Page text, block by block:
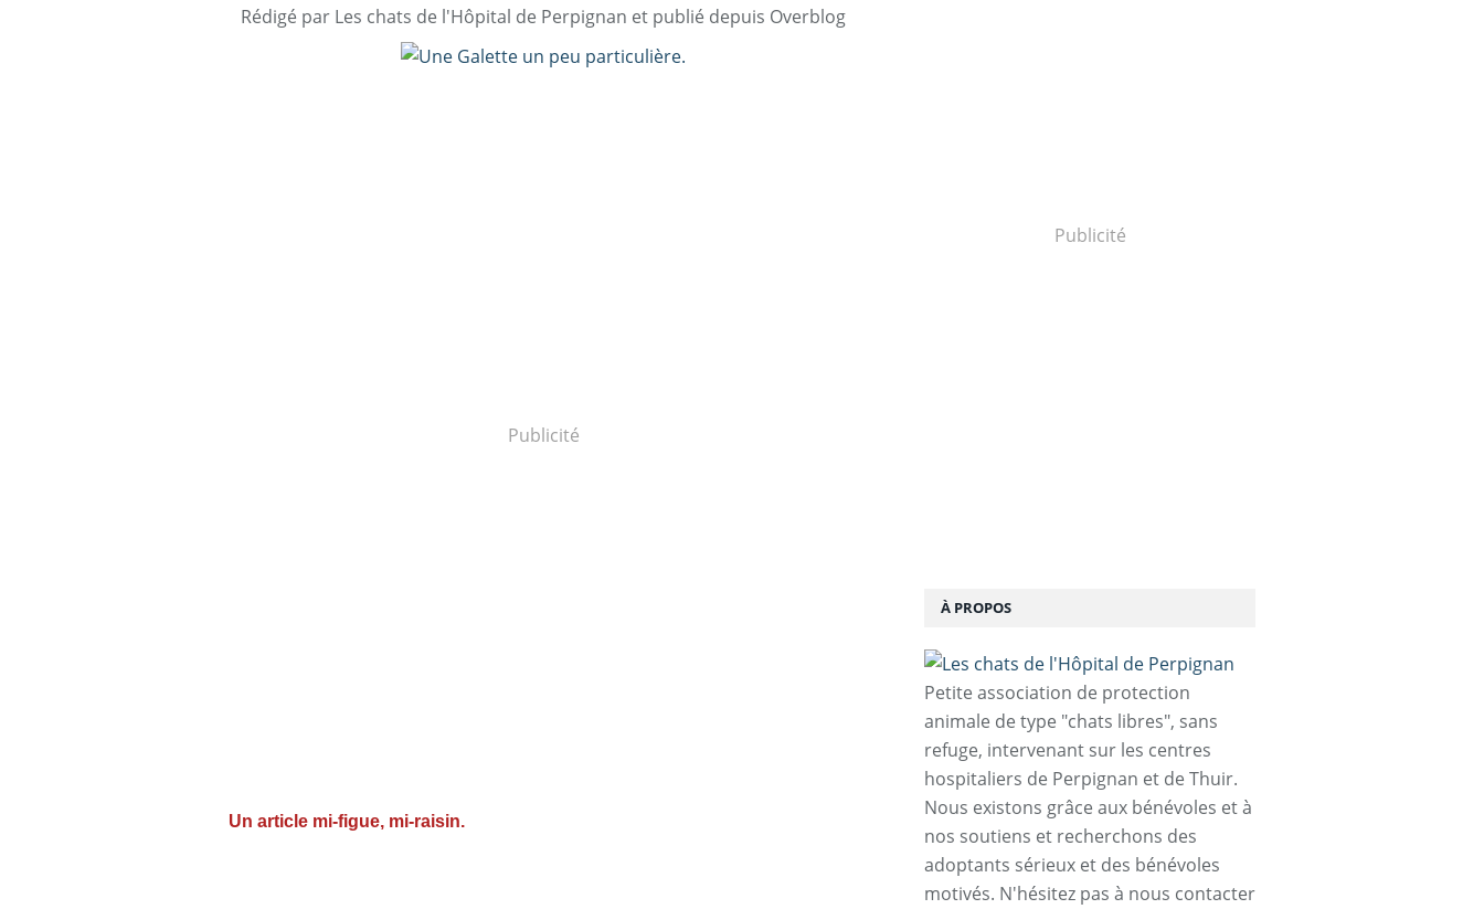
Rédigé par Les chats de l'Hôpital de Perpignan et publié depuis Overblog
Publicité
Un article mi-figue, mi-raisin.
Publicité
À PROPOS
Petite association de protection
animale de type "chats libres", sans
refuge, intervenant sur les centres
hospitaliers de Perpignan et de Thuir.
Nous existons grâce aux bénévoles et à
nos soutiens et recherchons des
adoptants sérieux et des bénévoles
motivés. N'hésitez pas à nous contacter